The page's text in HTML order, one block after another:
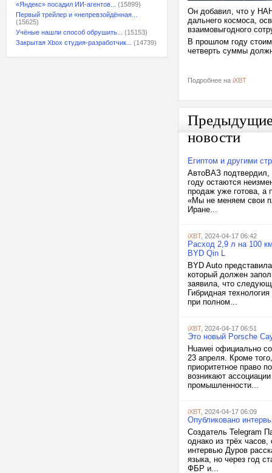
«Яндекс» посадил ИИ-агентов...
(15899)
Первый трейлер и «непревзойдённая...
(15625)
Учёные нашли способ обрушить...
(15153)
Закрытая Xbox студия-разработчик...
(14739)
Он добавил, что у
дальнего космоса,
взаимовыгодного
В прошлом году
четверть суммы
Подробнее на iXBT
новости
Египтом и другими
АвтоВАЗ подтвердил,
году остаются
продаж уже готова, а
«Мы не меняем свои
Иране...
iXBT, 2024-04-17 06:42
Расход 2,9 л на 100
BYD Qin L
BYD Auto
который должен
заявила, что
Гибридная
при полном...
iXBT, 2024-04-17 06:51
Это новый Porsche
Huawei официально
23 апреля. Кроме
приоритетное право
возникают
промышленности...
iXBT, 2024-04-17 06:09
Опубликовано
Создатель Telegram
однако из трёх
интервью Дуров
языка, но через год
ФБР и...